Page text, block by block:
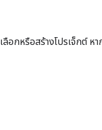
เลือกหรือสร้างโปรเจ็กต์ หา